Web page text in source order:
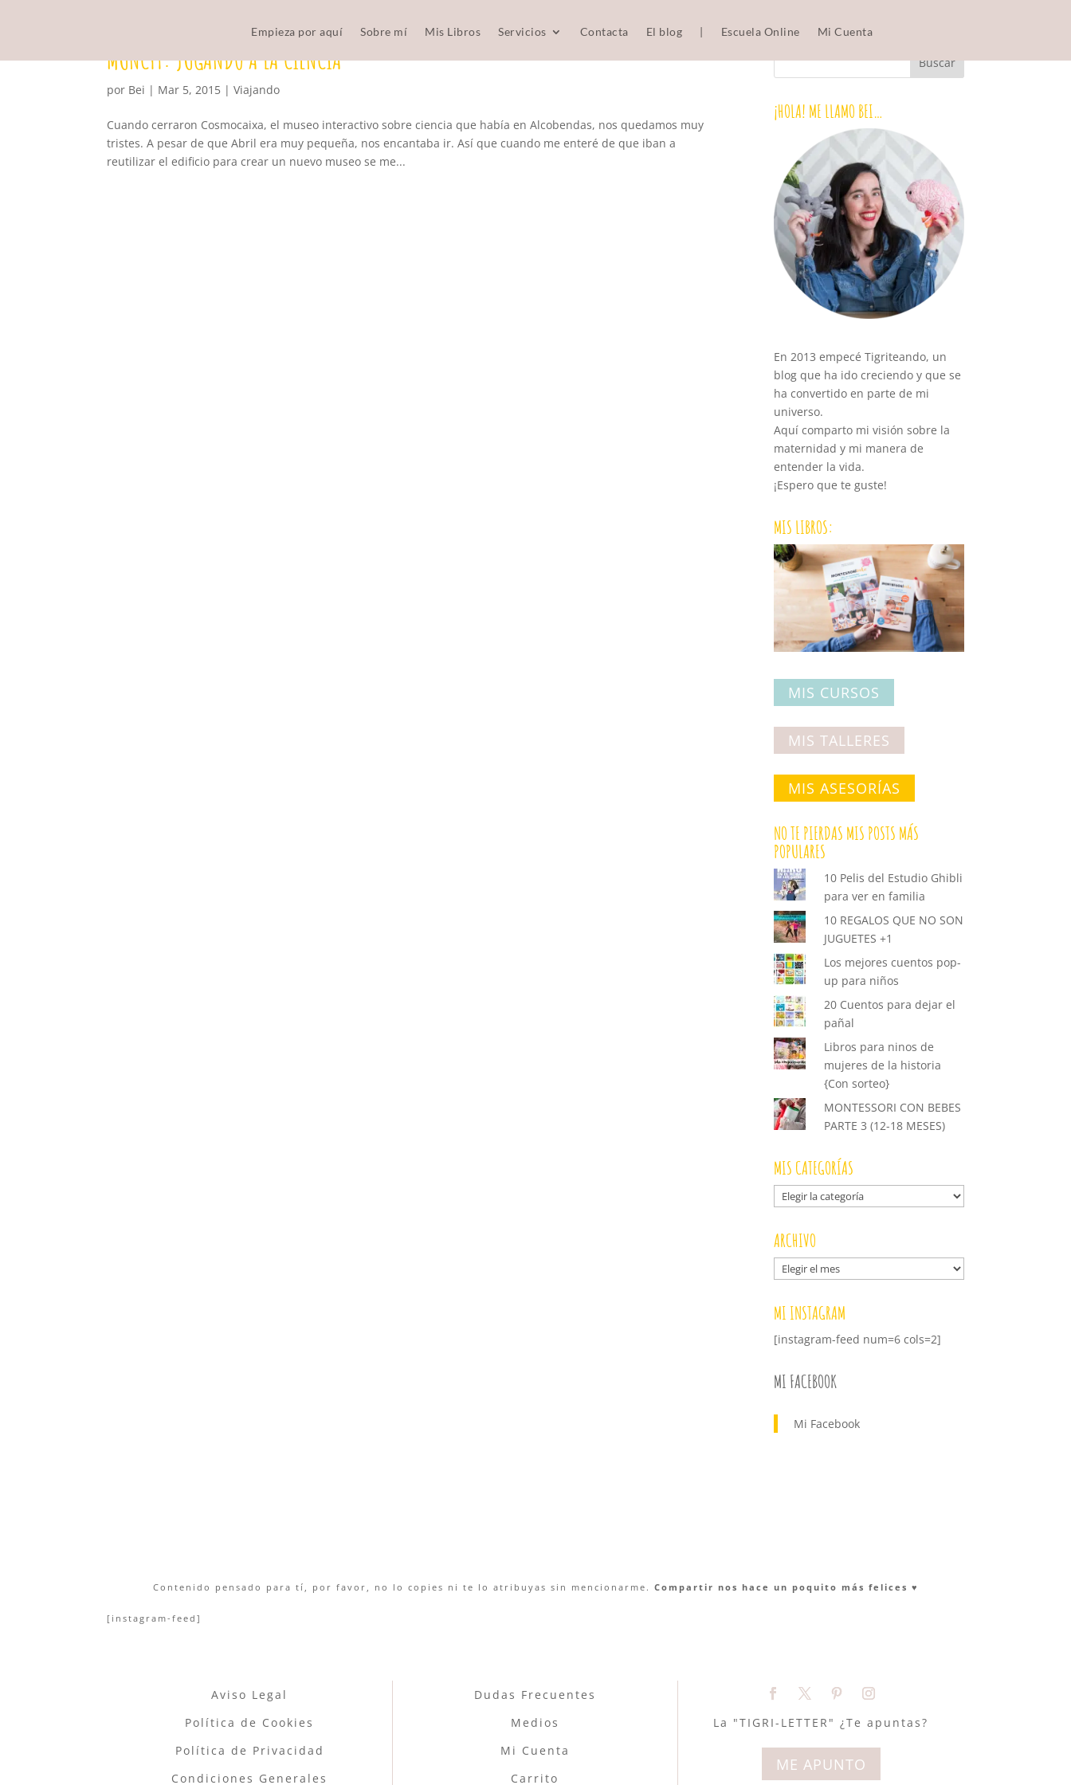
Empieza por aquí Sobre mí Mis Libros Servicios Contacta El blog | Escuela Online Mi Cuenta
MUNCYT: JUGANDO A LA CIENCIA
por Bei | Mar 5, 2015 |Viajando
Cuando cerraron Cosmocaixa, el museo interactivo sobre ciencia que había en Alcobendas, nos quedamos muy
tristes. A pesar de que Abril era muy pequeña, nos encantaba ir. Así que cuando me enteré de que iban a
reutilizar el edificio para crear un nuevo museo se me...
¡HOLA! ME LLAMO BEI…
En 2013 empecé Tigriteando, un
blog que ha ido creciendo y que se
ha convertido en parte de mi
universo.
Aquí comparto mi visión sobre la
maternidad y mi manera de
entender la vida.
¡Espero que te guste!
MIS LIBROS:
MIS CURSOS
MIS TALLERES
MIS ASESORÍAS
NO TE PIERDAS MIS POSTS MÁS
POPULARES
10 Pelis del Estudio Ghibli
para ver en familia
10 REGALOS QUE NO SON
JUGUETES +1
Los mejores cuentos pop-
up para niños
20 Cuentos para dejar el
pañal
Libros para ninos de
mujeres de la historia
{Con sorteo}
MONTESSORI CON BEBES
PARTE 3 (12-18 MESES)
MIS CATEGORÍAS
Mis
categorías
ARCHIVO
Archivo
MI INSTAGRAM
[instagram-feed num=6 cols=2]
MI FACEBOOK
Mi Facebook
Contenido pensado para tí, por favor, no lo copies ni te lo atribuyas sin mencionarme. Compartir nos hace un poquito más felices ♥︎
[instagram-feed]
Aviso Legal
Política de Cookies
Política de Privacidad
Condiciones Generales
Dudas Frecuentes
Medios
Mi Cuenta
Carrito
La "TIGRI-LETTER" ¿Te apuntas?
ME APUNTO